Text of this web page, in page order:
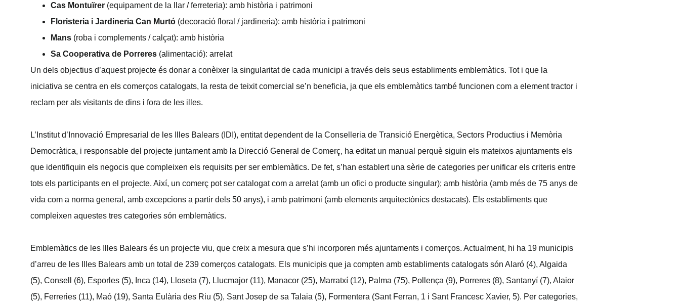
Cas Montuïrer (equipament de la llar / ferreteria): amb història i patrimoni
Floristeria i Jardineria Can Murtó (decoració floral / jardineria): amb història i patrimoni
Mans (roba i complements / calçat): amb història
Sa Cooperativa de Porreres (alimentació): arrelat
Un dels objectius d’aquest projecte és donar a conèixer la singularitat de cada municipi a través dels seus establiments emblemàtics. Tot i que la
iniciativa se centra en els comerços catalogats, la resta de teixit comercial se’n beneficia, ja que els emblemàtics també funcionen com a element tractor i
reclam per als visitants de dins i fora de les illes.
L’Institut d’Innovació Empresarial de les Illes Balears (IDI), entitat dependent de la Conselleria de Transició Energètica, Sectors Productius i Memòria
Democràtica, i responsable del projecte juntament amb la Direcció General de Comerç, ha editat un manual perquè siguin els mateixos ajuntaments els
que identifiquin els negocis que compleixen els requisits per ser emblemàtics. De fet, s’han establert una sèrie de categories per unificar els criteris entre
tots els participants en el projecte. Així, un comerç pot ser catalogat com a arrelat (amb un ofici o producte singular); amb història (amb més de 75 anys de
vida com a norma general, amb excepcions a partir dels 50 anys), i amb patrimoni (amb elements arquitectònics destacats). Els establiments que
compleixen aquestes tres categories són emblemàtics.
Emblemàtics de les Illes Balears és un projecte viu, que creix a mesura que s’hi incorporen més ajuntaments i comerços. Actualment, hi ha 19 municipis
d’arreu de les Illes Balears amb un total de 239 comerços catalogats. Els municipis que ja compten amb establiments catalogats són Alaró (4), Algaida
(5), Consell (6), Esporles (5), Inca (14), Lloseta (7), Llucmajor (11), Manacor (25), Marratxí (12), Palma (75), Pollença (9), Porreres (8), Santanyí (7), Alaior
(5), Ferreries (11), Maó (19), Santa Eulària des Riu (5), Sant Josep de sa Talaia (5), Formentera (Sant Ferran, 1 i Sant Francesc Xavier, 5). Per categories,